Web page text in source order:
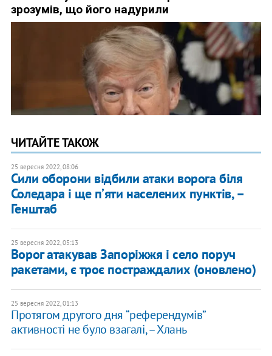
ЧИТАЙТЕ ТАКОЖ
25 вересня 2022, 08:06
Сили оборони відбили атаки ворога біля
Соледара і ще пʼяти населених пунктів, –
Генштаб
25 вересня 2022, 05:13
Ворог атакував Запоріжжя і село поруч
ракетами, є троє постраждалих (оновлено)
25 вересня 2022, 01:13
Протягом другого дня “референдумів”
активності не було взагалі, – Хлань